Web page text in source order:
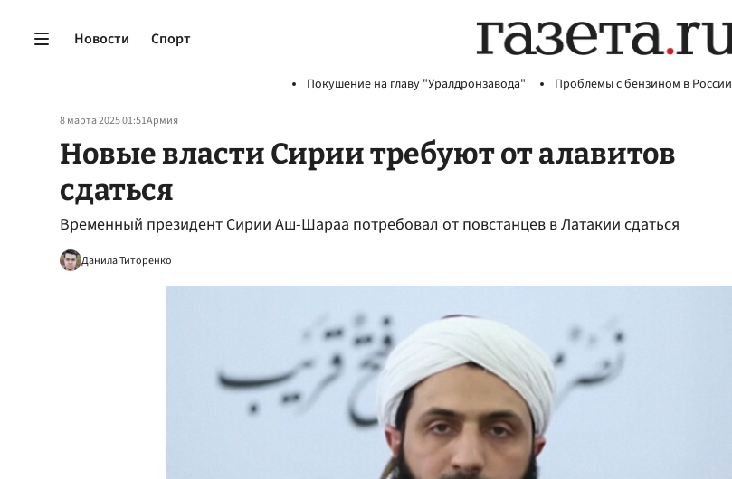
Новости Спорт
Покушение на главу "Уралдронзавода" Проблемы с бензином в России
8 марта 2025 01:51Армия
Новые власти Сирии требуют от алавитов
сдаться
Временный президент Сирии Аш-Шараа потребовал от повстанцев в Латакии сдаться
Данила Титоренко